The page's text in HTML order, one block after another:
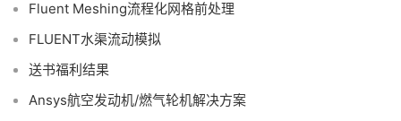
Fluent Meshing流程化网格前处理
FLUENT水渠流动模拟
送书福利结果
Ansys航空发动机/燃气轮机解决方案